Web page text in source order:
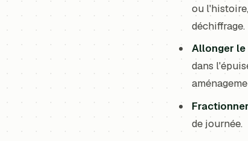
ou
déchiffrage.
Allonger le
dans
Fractionner
de journée.